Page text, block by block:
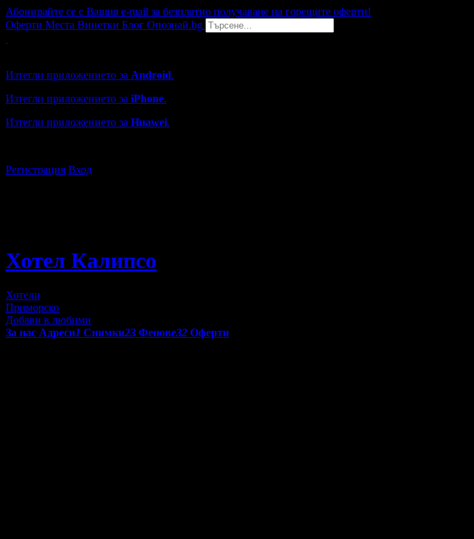
Абонирайте се с Вашия e-mail за безплатно получаване на горещите оферти!
Оферти Места Винетки Блог Опознай.bg
Изтегли приложението за Android.
Изтегли приложението за iPhone.
Изтегли приложението за Huawei.
Регистрация Вход
Хотел Калипсо
Хотели
Приморско
Добави в любими
За нас Адреси1 Снимки23 Фенове32 Оферти